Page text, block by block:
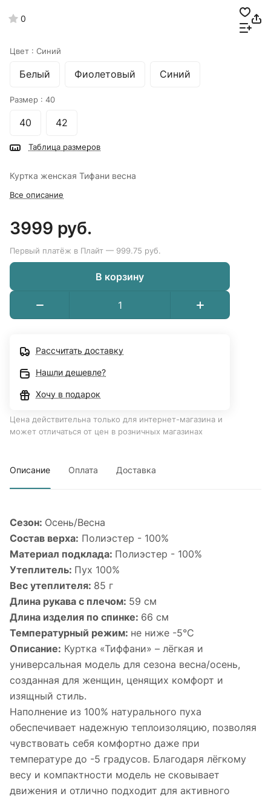
0
Цвет : Синий
Белый Фиолетовый Синий
Размер : 40
40 42
Таблица размеров
Куртка женская Тифани весна
Все описание
3999 руб.
Первый платёж в Плайт — 999.75 руб.
В корзину
Рассчитать доставку
Нашли дешевле?
Хочу в подарок
Цена действительна только для интернет-магазина и
может отличаться от цен в розничных магазинах
Описание Оплата Доставка
Сезон: Осень/Весна
Состав верха: Полиэстер - 100%
Материал подклада: Полиэстер - 100%
Утеплитель: Пух 100%
Вес утеплителя: 85 г
Длина рукава с плечом: 59 см
Длина изделия по спинке: 66 см
Температурный режим: не ниже -5°С
Описание: Куртка «Тиффани» – лёгкая и
универсальная модель для сезона весна/осень,
созданная для женщин, ценящих комфорт и
изящный стиль.
Наполнение из 100% натурального пуха
обеспечивает надежную теплоизоляцию, позволяя
чувствовать себя комфортно даже при
температуре до -5 градусов. Благодаря лёгкому
весу и компактности модель не сковывает
движения и отлично подходит для активного